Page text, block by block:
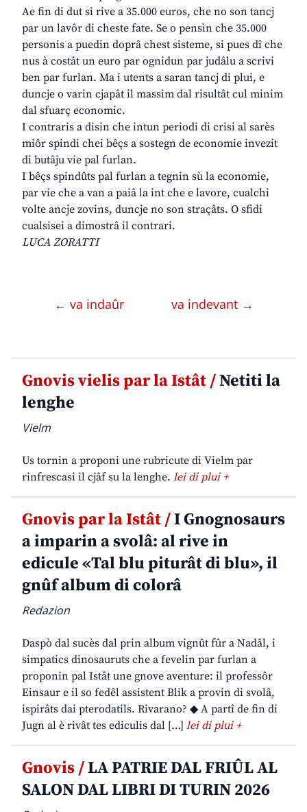
Ae fin di dut si rive a 35.000 euros, che no son tancj
par un lavôr di cheste fate. Se o pensìn che 35.000
personis a puedin doprâ chest sisteme, si pues dî che
nus à costât un euro par ognidun par judâlu a scrivi
ben par furlan. Ma i utents a saran tancj di plui, e
duncje o varin cjapât il massim dal risultât cul minim
dal sfuarç economic.
I contraris a disin che intun periodi di crisi al sarès
miôr spindi chei bêçs a sostegn de economie invezit
di butâju vie pal furlan.
I bêçs spindûts pal furlan a tegnin sù la economie,
par vie che a van a paiâ la int che e lavore, cualchi
volte ancje zovins, duncje no son straçâts. O sfidi
cualsisei a dimostrâ il contrari.
LUCA ZORATTI
← va indaûr va indevant →
Gnovis vielis par la Istât /Netiti la
lenghe
Vielm
Us tornin a proponi une rubricute di Vielm par
rinfrescasi il cjâf su la lenghe. lei di plui +
Gnovis par la Istât /I Gnognosaurs
a imparin a svolâ: al rive in
edicule «Tal blu piturât di blu», il
gnûf album di colorâ
Redazion
Daspò dal sucès dal prin album vignût fûr a Nadâl, i
simpatics dinosauruts che a fevelin par furlan a
proponin pal Istât une gnove aventure: il professôr
Einsaur e il so fedêl assistent Blik a provin di svolâ,
ispirâts dai pterodatils. Rivarano? ◆ A partî de fin di
Jugn al è rivât tes ediculis dal […] lei di plui +
Gnovis /LA PATRIE DAL FRIÛL AL
SALON DAL LIBRI DI TURIN 2026